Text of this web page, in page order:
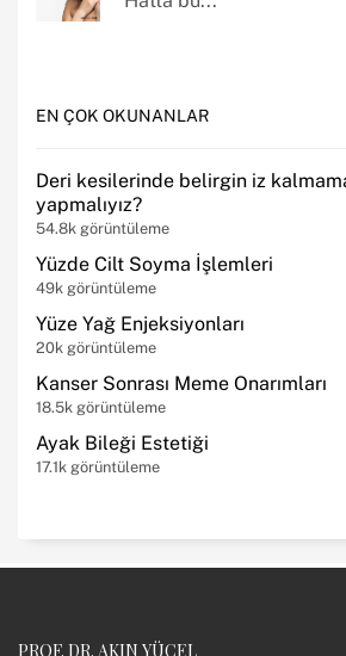
EN ÇOK OKUNANLAR
Deri kesilerinde belirgin iz
yapmalıyız?
54.8k görüntüleme
Yüzde Cilt Soyma İşlemleri
49k görüntüleme
Yüze Yağ Enjeksiyonları
20k görüntüleme
Kanser Sonrası Meme Onarımları
18.5k görüntüleme
Ayak Bileği Estetiği
17.1k görüntüleme
PROF. DR. AKIN YÜCEL